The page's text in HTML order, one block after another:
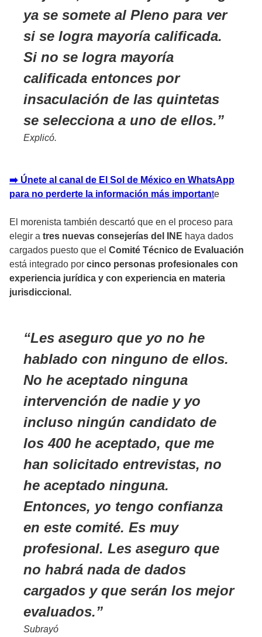
ya se somete al Pleno para ver
si se logra mayoría calificada.
Si no se logra mayoría
calificada entonces por
insaculación de las quintetas
se selecciona a uno de ellos.
Explicó.
➡️ Únete al canal de El Sol de México en WhatsApp
para no perderte la información más importante
El morenista también descartó que en el proceso para
elegir a tres nuevas consejerías del INE haya dados
cargados puesto que el Comité Técnico de Evaluación
está integrado por cinco personas profesionales con
experiencia jurídica y con experiencia en materia
jurisdiccional.
Les aseguro que yo no he
hablado con ninguno de ellos.
No he aceptado ninguna
intervención de nadie y yo
incluso ningún candidato de
los 400 he aceptado, que me
han solicitado entrevistas, no
he aceptado ninguna.
Entonces, yo tengo confianza
en este comité. Es muy
profesional. Les aseguro que
no habrá nada de dados
cargados y que serán los mejor
evaluados.
Subrayó